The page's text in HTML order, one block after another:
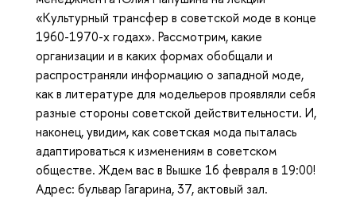
«Культурный трансфер в советской моде в конце
1960-1970-х годах». Рассмотрим, какие
организации и в каких формах обобщали и
распространяли информацию о западной моде,
как в литературе для модельеров проявляли себя
разные стороны советской действительности. И,
наконец, увидим, как советская мода пыталась
адаптироваться к изменениям в советском
обществе. Ждем вас в Вышке 16 февраля в 19:00!
Адрес: бульвар Гагарина, 37, актовый зал.